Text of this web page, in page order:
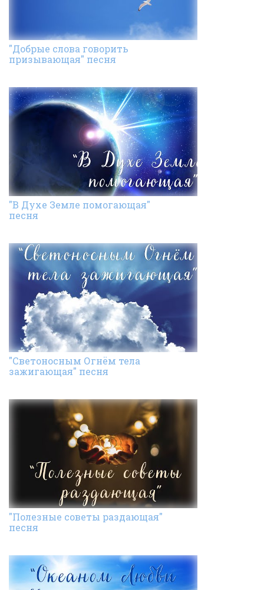
"Добрые слова говорить
призывающая" песня
"В Духе Земле помогающая"
песня
"Светоносным Огнём тела
зажигающая" песня
"Полезные советы раздающая"
песня